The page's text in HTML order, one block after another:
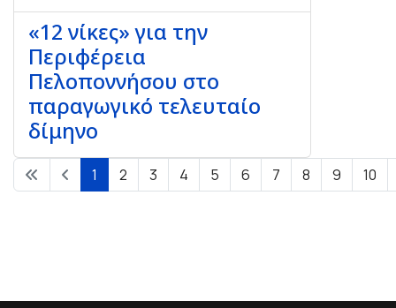
«12 νίκες» για την
Περιφέρεια
Πελοποννήσου στο
παραγωγικό τελευταίο
δίμηνο
Σελίδα 1 από 36
1 2 3 4 5 6 7 8 9 10